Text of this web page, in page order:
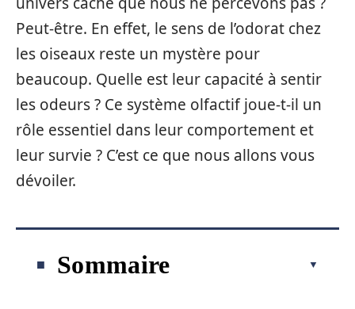
Peut-être. En effet, le sens de l’odorat chez
les oiseaux reste un mystère pour
beaucoup. Quelle est leur capacité à sentir
les odeurs ? Ce système olfactif joue-t-il un
rôle essentiel dans leur comportement et
leur survie ? C’est ce que nous allons vous
dévoiler.
Sommaire